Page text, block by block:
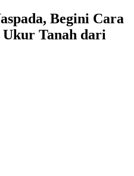
Begini Cara
Ukur Tanah dari